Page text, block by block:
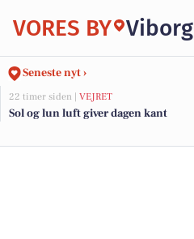
VORES BY Viborg
Seneste nyt ›
22 timer siden | VEJRET
Sol og lun luft giver dagen kant